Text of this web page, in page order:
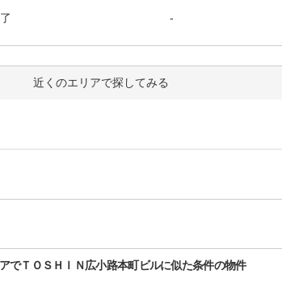
-
近くのエリアで探してみる
でＴＯＳＨＩＮ広小路本町ビルに似た条件の物件